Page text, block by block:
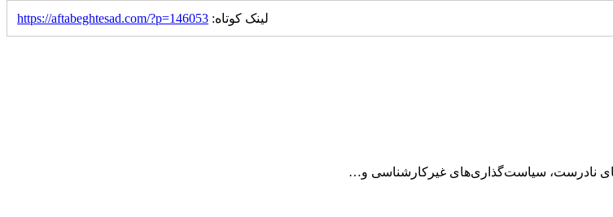
لینک کوتاه: https://aftabeghtesad.com/?p=146053
نادرست، سیاست‌گذاری‌های غیرکارشناسی و…